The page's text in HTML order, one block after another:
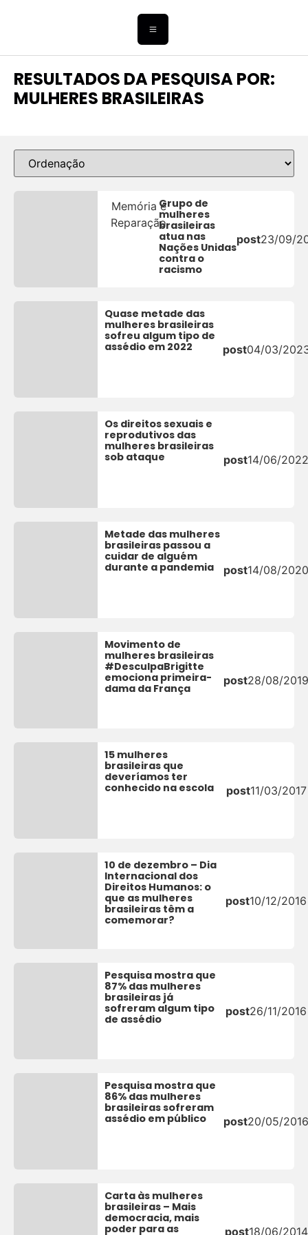
RESULTADOS DA PESQUISA POR:
MULHERES BRASILEIRAS
Memória e
Reparação
Grupo de
mulheres
brasileiras
atua nas
Nações Unidas
contra o
racismo
post23/09/
Quase metade das
mulheres brasileiras
sofreu algum tipo de
assédio em 2022
post04/03/
Os direitos sexuais e
reprodutivos das
mulheres brasileiras
sob ataque
post14/06/
Metade das mulheres
brasileiras passou a
cuidar de alguém
durante a pandemia
post14/08/
Movimento de
mulheres brasileiras
#DesculpaBrigitte
emociona primeira-
dama da França
post28/08/
15 mulheres
brasileiras que
deveríamos ter
conhecido na escola
post11/03/2017
10 de dezembro – Dia
Internacional dos
Direitos Humanos: o
que as mulheres
brasileiras têm a
comemorar?
post10/12/2016
Pesquisa mostra que
87% das mulheres
brasileiras já
sofreram algum tipo
de assédio
post26/11/2016
Pesquisa mostra que
86% das mulheres
brasileiras sofreram
assédio em público
post20/05/
Carta às mulheres
brasileiras – Mais
democracia, mais
poder para as
post18/06/2014